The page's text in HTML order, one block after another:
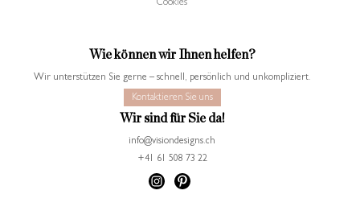
Cookies
Wie können wir Ihnen helfen?
Wir unterstützen Sie gerne – schnell, persönlich und unkompliziert.
Kontaktieren Sie uns
Wir sind für Sie da!
info@visiondesigns.ch
+41 61 508 73 22